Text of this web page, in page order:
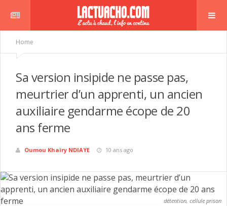
Home
Sa version insipide ne passe pas,
meurtrier d’un apprenti, un ancien
auxiliaire gendarme écope de 20
ans ferme
Oumou Khaïry NDIAYE 10 ans ago
détention, cellule prison